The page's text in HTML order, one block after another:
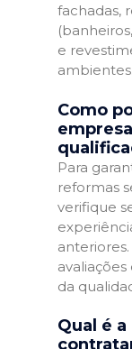
fachadas,
e
ambientes.
Como
Para
reformas
verifique
da
Qual é